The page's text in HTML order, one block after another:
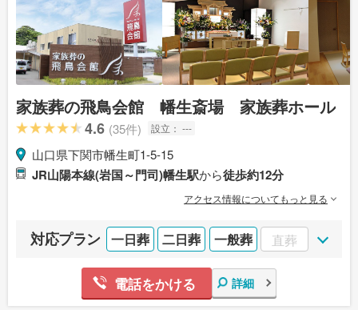
家族葬の飛鳥会館 幡生斎場 家族葬ホール
4.6 (35件) 設立： ---
山口県下関市幡生町1-5-15
JR山陽本線(岩国～門司)幡生駅から徒歩約12分
アクセス情報についてもっと見る
対応プラン 一日葬 二日葬 一般葬 直葬
電話をかける 詳細